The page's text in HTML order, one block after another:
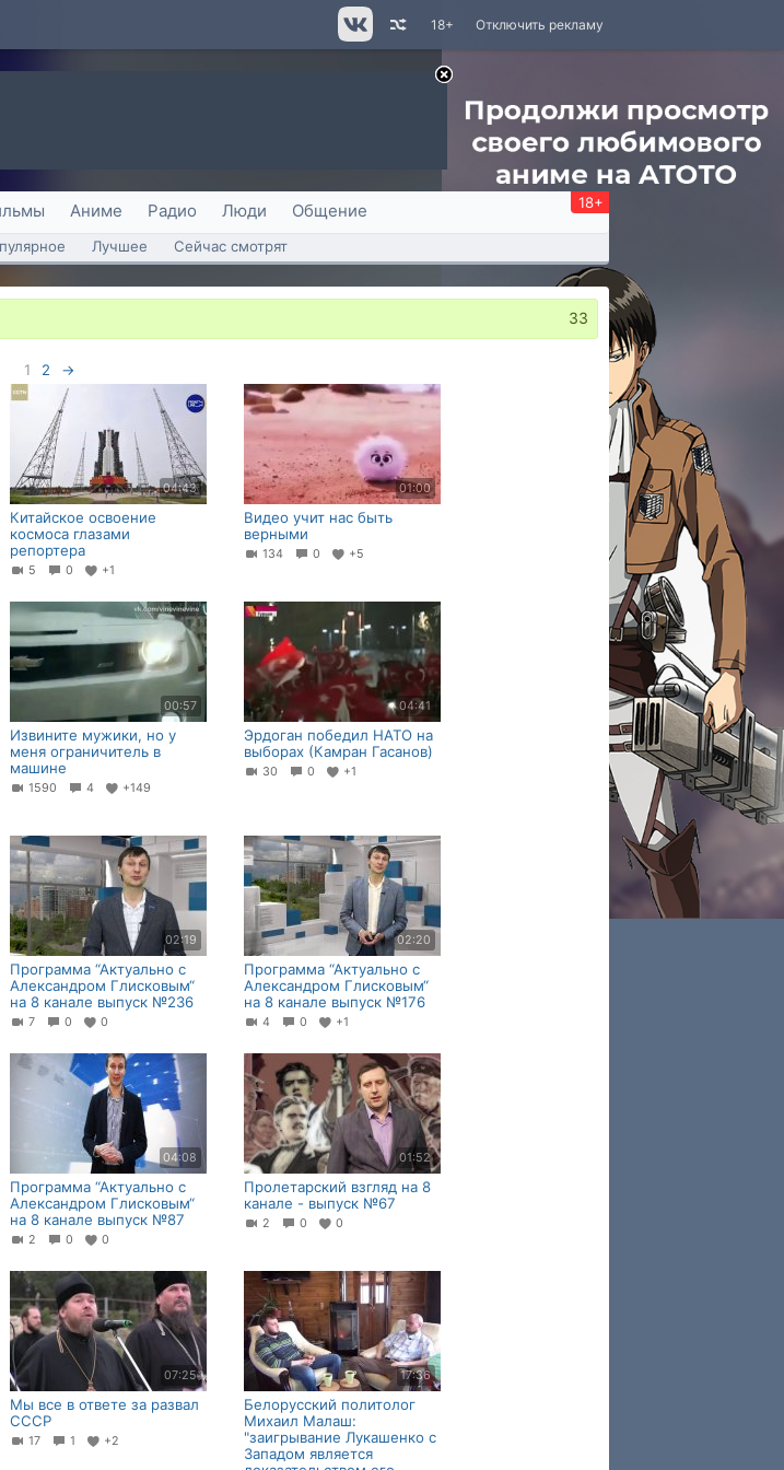
Отключить рекламу
18+
Аниме Радио Люди Общение 18+
Лучшее Сейчас смотрят
33
1 2 →
04:43
Китайское освоение
космоса глазами
репортера
5 0 +1
01:00
Видео учит нас быть
верными
134 0 +5
00:57
Извините мужики, но у
меня ограничитель в
машине
1590 4 +149
04:41
Эрдоган победил НАТО на
выборах (Камран Гасанов)
30 0 +1
02:19
Программа “Актуально с
Александром Глисковым“
на 8 канале выпуск №236
7 0 0
02:20
Программа “Актуально с
Александром Глисковым“
на 8 канале выпуск №176
4 0 +1
04:08
Программа “Актуально с
Александром Глисковым“
на 8 канале выпуск №87
2 0 0
01:52
Пролетарский взгляд на 8
канале - выпуск №67
2 0 0
07:25
Мы все в ответе за развал
СССР
17 1 +2
17:36
Белорусский политолог
Михаил Малаш:
"заигрывание Лукашенко с
Западом является